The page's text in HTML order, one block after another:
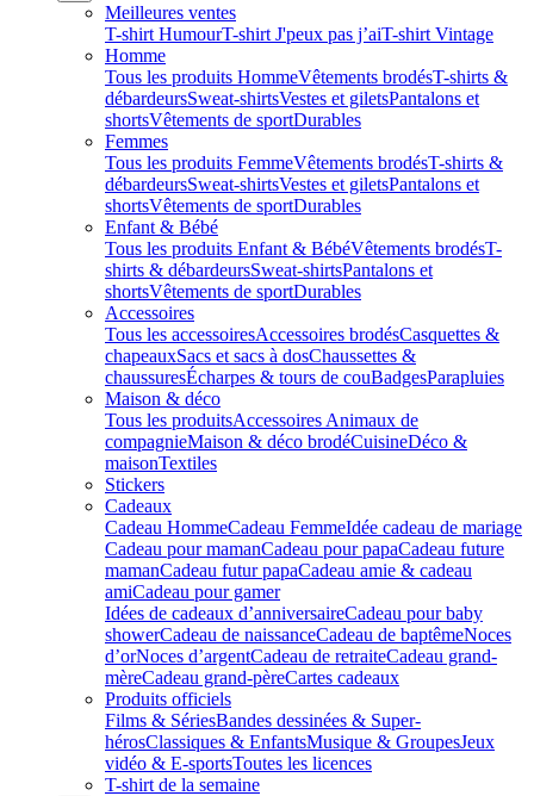
Meilleures ventes
T-shirt HumourT-shirt J'peux pas j’aiT-shirt Vintage
Homme
Tous les produits HommeVêtements brodésT-shirts &
débardeursSweat-shirtsVestes et giletsPantalons et
shortsVêtements de sportDurables
Femmes
Tous les produits FemmeVêtements brodésT-shirts &
débardeursSweat-shirtsVestes et giletsPantalons et
shortsVêtements de sportDurables
Enfant & Bébé
Tous les produits Enfant & BébéVêtements brodésT-
shirts & débardeursSweat-shirtsPantalons et
shortsVêtements de sportDurables
Accessoires
Tous les accessoiresAccessoires brodésCasquettes &
chapeauxSacs et sacs à dosChaussettes &
chaussuresÉcharpes & tours de couBadgesParapluies
Maison & déco
Tous les produitsAccessoires Animaux de
compagnieMaison & déco brodéCuisineDéco &
maisonTextiles
Stickers
Cadeaux
Cadeau HommeCadeau FemmeIdée cadeau de mariage​
Cadeau pour mamanCadeau pour papaCadeau future
mamanCadeau futur papaCadeau amie & cadeau
amiCadeau pour gamer
Idées de cadeaux d’anniversaireCadeau pour baby
showerCadeau de naissanceCadeau de baptêmeNoces
d’orNoces d’argentCadeau de retraiteCadeau grand-
mèreCadeau grand-pèreCartes cadeaux
Produits officiels
Films & SériesBandes dessinées & Super-
hérosClassiques & EnfantsMusique & GroupesJeux
vidéo & E-sportsToutes les licences
T-shirt de la semaine